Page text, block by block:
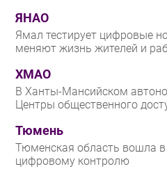
ЯНАО
Ямал тестирует цифровые
меняют жизнь жителей и
ХМАО
В Ханты-Мансийском
Центры общественного
Тюмень
Тюменская область вошла
цифровому контролю